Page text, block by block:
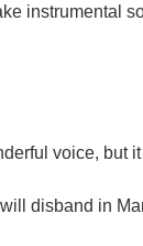
instrumental
voice, but it
disband in